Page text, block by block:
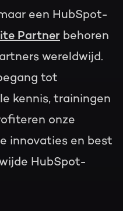
een HubSpot-
Partner behoren
wereldwijd.
tot
kennis, trainingen
onze
innovaties en best
HubSpot-